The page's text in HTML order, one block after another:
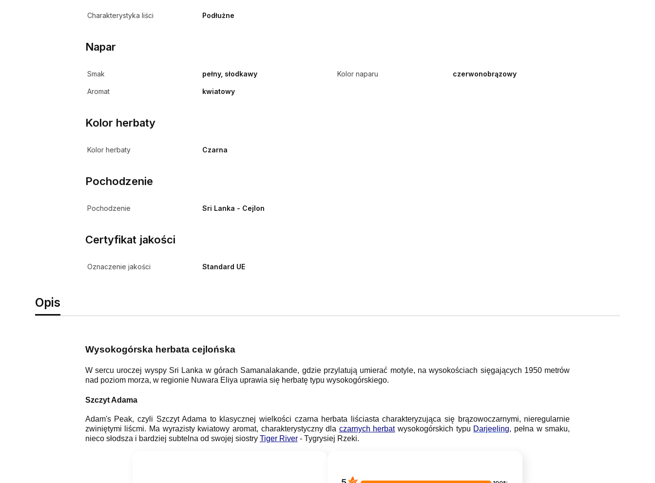
Charakterystyka liści Podłużne
Napar
Smak pełny, słodkawy Kolor naparu czerwonobrązowy
Aromat kwiatowy
Kolor herbaty
Kolor herbaty Czarna
Pochodzenie
Pochodzenie Sri Lanka - Cejlon
Certyfikat jakości
Oznaczenie jakości Standard UE
Opis
Wysokogórska herbata cejlońska
W sercu uroczej wyspy Sri Lanka w górach Samanalakande, gdzie przylatują umierać motyle, na wysokościach sięgających 1950 metrów
nad poziom morza, w regionie Nuwara Eliya uprawia się herbatę typu wysokogórskiego.
Szczyt Adama
Adam's Peak, czyli Szczyt Adama to klasycznej wielkości czarna herbata liściasta charakteryzująca się brązowoczarnymi, nieregularnie
zwiniętymi liścmi. Ma wyrazisty kwiatowy aromat, charakterystyczny dla czarnych herbatwysokogórskich typu Darjeeling, pełna w smaku,
nieco słodsza i bardziej subtelna od swojej siostry Tiger River- Tygrysiej Rzeki.